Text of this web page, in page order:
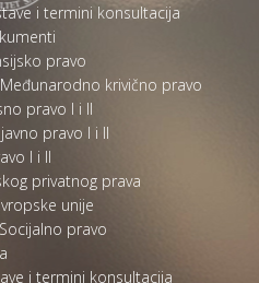
i termini konsultacija
pravo
krivično pravo
pravo I i II
pravo I i II
I i II
privatnog prava
unije
pravo
i termini konsultacija